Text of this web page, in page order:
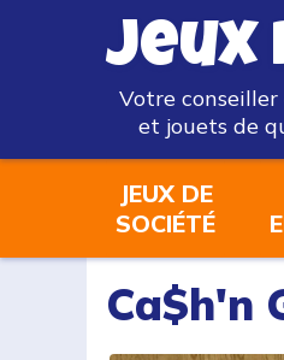
Jeux
Votre
et jouets de
JEUX DE
SOCIÉTÉ
Ca$h'n